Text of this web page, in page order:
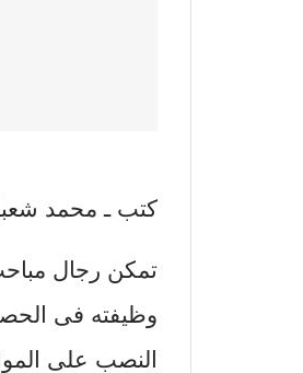
كتب ـ محمد
تمكن رجال
وظيفته فى
النصب على